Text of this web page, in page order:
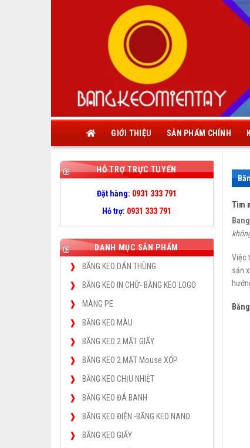
GIỚI THIỆU SẢN PHẨM CHÍNH
HỖ TRỢ TRỰC TUYẾN
Đặt hàng: 0931 333 791
Hỗ trợ: 0931 333 791
DANH MỤC SẢN PHẨM
BĂNG KEO DÁN THÙNG
BĂNG KEO IN CHỮ- BĂNG KEO LOGO
MÀNG PE
BĂNG KEO MÀU
BĂNG KEO 2 MẶT GIẤY
BĂNG KEO 2 MẶT Mouse XỐP
BĂNG KEO CHỊU NHIỆT
BĂNG KEO ĐÁ BANH
BĂNG KEO ĐIỆN -BĂNG KEO NANO
BĂNG KEO GIẤY
Tìm
Việc
sản
Băng